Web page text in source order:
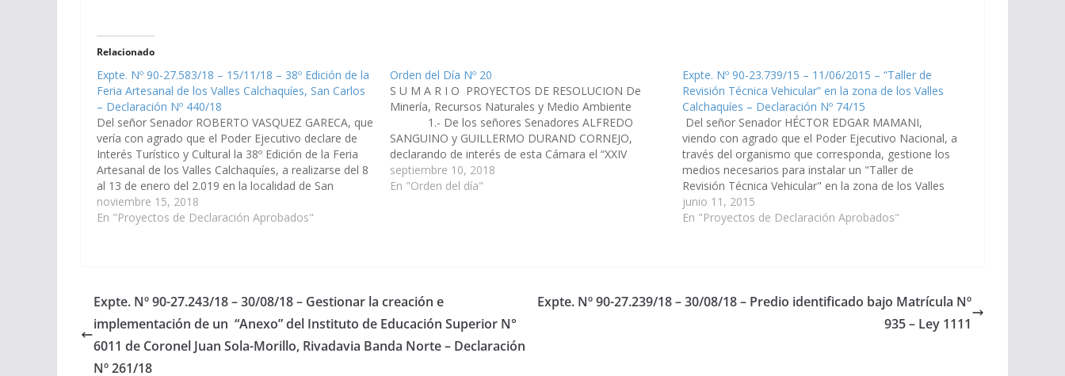
Relacionado
Expte. Nº 90-27.583/18 – 15/11/18 – 38º Edición de la
Feria Artesanal de los Valles Calchaquíes, San Carlos
– Declaración Nº 440/18
Del señor Senador ROBERTO VASQUEZ GARECA, que
vería con agrado que el Poder Ejecutivo declare de
Interés Turístico y Cultural la 38º Edición de la Feria
Artesanal de los Valles Calchaquíes, a realizarse del 8
al 13 de enero del 2.019 en la localidad de San
Carlos. (Expte. Nº 90-27.583/18, a la…
noviembre 15, 2018
En "Proyectos de Declaración Aprobados"
Orden del Día Nº 20
S U M A R I O PROYECTOS DE RESOLUCION De
Minería, Recursos Naturales y Medio Ambiente
1.- De los señores Senadores ALFREDO
SANGUINO y GUILLERMO DURAND CORNEJO,
declarando de interés de esta Cámara el “XXIV
Congreso Argentino de Mecánica de Suelos e
Ingeniería Geotécnica”. (Expte. Nº 90-27.255/18). De
septiembre 10, 2018
En "Orden del día"
Expte. Nº 90-23.739/15 – 11/06/2015 – “Taller de
Revisión Técnica Vehicular” en la zona de los Valles
Calchaquíes – Declaración Nº 74/15
Del señor Senador HÉCTOR EDGAR MAMANI,
viendo con agrado que el Poder Ejecutivo Nacional, a
través del organismo que corresponda, gestione los
medios necesarios para instalar un "Taller de
Revisión Técnica Vehicular" en la zona de los Valles
Calchaquíes, Provincia de Salta, en cumplimento de la
Ley 26.363 y sus…
junio 11, 2015
En "Proyectos de Declaración Aprobados"
Expte. Nº 90-27.243/18 – 30/08/18 – Gestionar la creación e
implementación de un “Anexo” del Instituto de Educación Superior N°
6011 de Coronel Juan Sola-Morillo, Rivadavia Banda Norte – Declaración
Nº 261/18
Expte. Nº 90-27.239/18 – 30/08/18 – Predio identificado bajo Matrícula Nº
935 – Ley 1111